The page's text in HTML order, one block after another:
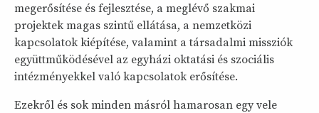
megerősítése és fejlesztése, a meglévő szakmai
projektek magas szintű ellátása, a nemzetközi
kapcsolatok kiépítése, valamint a társadalmi missziók
együttműködésével az egyházi oktatási és szociális
intézményekkel való kapcsolatok erősítése.
Ezekről és sok minden másról hamarosan egy vele